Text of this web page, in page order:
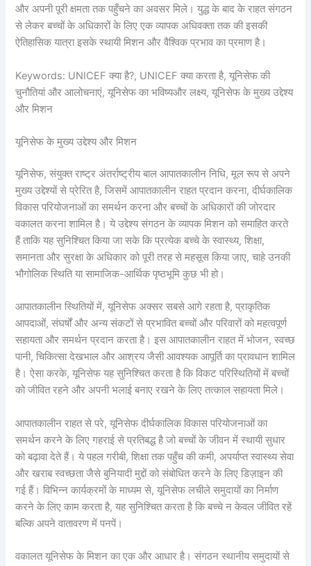
और अपनी पूरी क्षमता तक पहुँचने का अवसर मिले। युद्ध के बाद के राहत संगठन
से लेकर बच्चों के अधिकारों के लिए एक व्यापक अधिवक्ता तक की इसकी
ऐतिहासिक यात्रा इसके स्थायी मिशन और वैश्विक प्रभाव का प्रमाण है।
Keywords: UNICEF क्या है?, UNICEF क्या करता है, यूनिसेफ की
चुनौतियां और आलोचनाएं, यूनिसेफ का भविष्यऔर लक्ष्य, यूनिसेफ के मुख्य उद्देश्य
और मिशन
यूनिसेफ के मुख्य उद्देश्य और मिशन
यूनिसेफ, संयुक्त राष्ट्र अंतर्राष्ट्रीय बाल आपातकालीन निधि, मूल रूप से अपने
मुख्य उद्देश्यों से प्रेरित है, जिसमें आपातकालीन राहत प्रदान करना, दीर्घकालिक
विकास परियोजनाओं का समर्थन करना और बच्चों के अधिकारों की जोरदार
वकालत करना शामिल है। ये उद्देश्य संगठन के व्यापक मिशन को समाहित करते
हैं ताकि यह सुनिश्चित किया जा सके कि प्रत्येक बच्चे के स्वास्थ्य, शिक्षा,
समानता और सुरक्षा के अधिकार को पूरी तरह से महसूस किया जाए, चाहे उनकी
भौगोलिक स्थिति या सामाजिक-आर्थिक पृष्ठभूमि कुछ भी हो।
आपातकालीन स्थितियों में, यूनिसेफ अक्सर सबसे आगे रहता है, प्राकृतिक
आपदाओं, संघर्षों और अन्य संकटों से प्रभावित बच्चों और परिवारों को महत्वपूर्ण
सहायता और समर्थन प्रदान करता है। इस आपातकालीन राहत में भोजन, स्वच्छ
पानी, चिकित्सा देखभाल और आश्रय जैसी आवश्यक आपूर्ति का प्रावधान शामिल
है। ऐसा करके, यूनिसेफ यह सुनिश्चित करता है कि विकट परिस्थितियों में बच्चों
को जीवित रहने और अपनी भलाई बनाए रखने के लिए तत्काल सहायता मिले।
आपातकालीन राहत से परे, यूनिसेफ दीर्घकालिक विकास परियोजनाओं का
समर्थन करने के लिए गहराई से प्रतिबद्ध है जो बच्चों के जीवन में स्थायी सुधार
को बढ़ावा देते हैं। ये पहल गरीबी, शिक्षा तक पहुँच की कमी, अपर्याप्त स्वास्थ्य सेवा
और खराब स्वच्छता जैसे बुनियादी मुद्दों को संबोधित करने के लिए डिज़ाइन की
गई हैं। विभिन्न कार्यक्रमों के माध्यम से, यूनिसेफ लचीले समुदायों का निर्माण
करने के लिए काम करता है, यह सुनिश्चित करता है कि बच्चे न केवल जीवित रहें
बल्कि अपने वातावरण में पनपें।
वकालत यूनिसेफ के मिशन का एक और आधार है। संगठन स्थानीय समुदायों से